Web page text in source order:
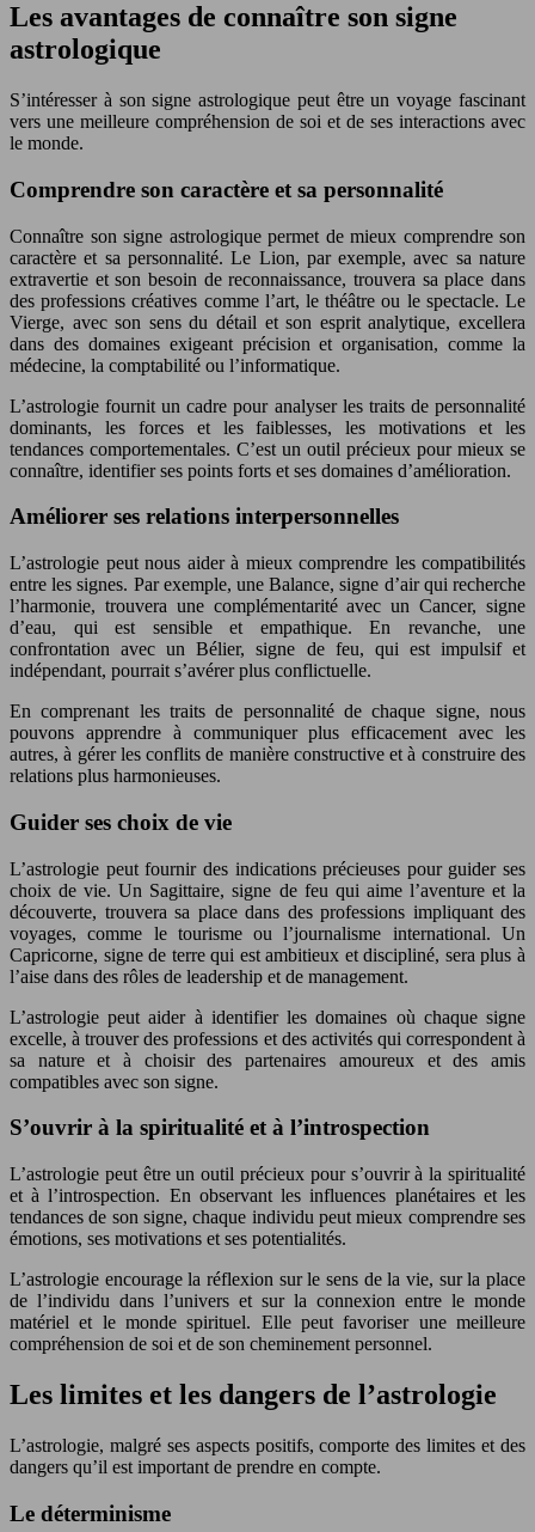
Les avantages de connaître son signe
astrologique
S’intéresser à son signe astrologique peut être un voyage fascinant
vers une meilleure compréhension de soi et de ses interactions avec
le monde.
Comprendre son caractère et sa personnalité
Connaître son signe astrologique permet de mieux comprendre son
caractère et sa personnalité. Le Lion, par exemple, avec sa nature
extravertie et son besoin de reconnaissance, trouvera sa place dans
des professions créatives comme l’art, le théâtre ou le spectacle. Le
Vierge, avec son sens du détail et son esprit analytique, excellera
dans des domaines exigeant précision et organisation, comme la
médecine, la comptabilité ou l’informatique.
L’astrologie fournit un cadre pour analyser les traits de personnalité
dominants, les forces et les faiblesses, les motivations et les
tendances comportementales. C’est un outil précieux pour mieux se
connaître, identifier ses points forts et ses domaines d’amélioration.
Améliorer ses relations interpersonnelles
L’astrologie peut nous aider à mieux comprendre les compatibilités
entre les signes. Par exemple, une Balance, signe d’air qui recherche
l’harmonie, trouvera une complémentarité avec un Cancer, signe
d’eau, qui est sensible et empathique. En revanche, une
confrontation avec un Bélier, signe de feu, qui est impulsif et
indépendant, pourrait s’avérer plus conflictuelle.
En comprenant les traits de personnalité de chaque signe, nous
pouvons apprendre à communiquer plus efficacement avec les
autres, à gérer les conflits de manière constructive et à construire des
relations plus harmonieuses.
Guider ses choix de vie
L’astrologie peut fournir des indications précieuses pour guider ses
choix de vie. Un Sagittaire, signe de feu qui aime l’aventure et la
découverte, trouvera sa place dans des professions impliquant des
voyages, comme le tourisme ou l’journalisme international. Un
Capricorne, signe de terre qui est ambitieux et discipliné, sera plus à
l’aise dans des rôles de leadership et de management.
L’astrologie peut aider à identifier les domaines où chaque signe
excelle, à trouver des professions et des activités qui correspondent à
sa nature et à choisir des partenaires amoureux et des amis
compatibles avec son signe.
S’ouvrir à la spiritualité et à l’introspection
L’astrologie peut être un outil précieux pour s’ouvrir à la spiritualité
et à l’introspection. En observant les influences planétaires et les
tendances de son signe, chaque individu peut mieux comprendre ses
émotions, ses motivations et ses potentialités.
L’astrologie encourage la réflexion sur le sens de la vie, sur la place
de l’individu dans l’univers et sur la connexion entre le monde
matériel et le monde spirituel. Elle peut favoriser une meilleure
compréhension de soi et de son cheminement personnel.
Les limites et les dangers de l’astrologie
L’astrologie, malgré ses aspects positifs, comporte des limites et des
dangers qu’il est important de prendre en compte.
Le déterminisme